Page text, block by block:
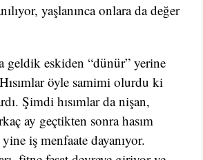
yaşlanınca onlara da değer
geldik eskiden “dünür” yerine
öyle samimi olurdu ki
Şimdi hısımlar da nişan,
ay geçtikten sonra hasım
iş menfaate dayanıyor.